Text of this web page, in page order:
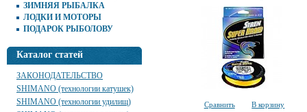
ЗИМНЯЯ РЫБАЛКА
ЛОДКИ И МОТОРЫ
ПОДАРОК РЫБОЛОВУ
Каталог статей
ЗАКОНОДАТЕЛЬСТВО
SHIMANO (технологии катушек)
SHIMANO (технологии удилищ)
Сравнить В корзину